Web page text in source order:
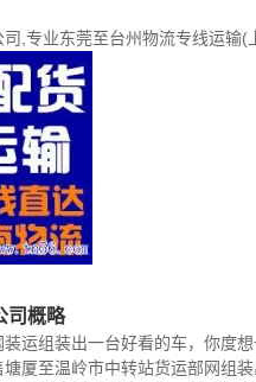
,专业东莞至台州物流专线运输
司概略
运组装出一台好看的车，你度
厦至温岭市中转站货运部网组